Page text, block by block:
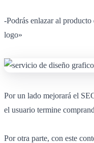
-Podrás enlazar al
logo»
Por un lado mejorará el
el usuario termine
Por otra parte, con este